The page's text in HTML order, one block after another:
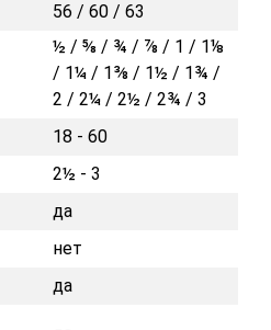
56 / 60 / 63
½ / ⅝ / ¾ / ⅞ / 1 / 1⅛
/ 1¼ / 1⅜ / 1½ / 1¾ /
2 / 2¼ / 2½ / 2¾ / 3
18 - 60
2½ - 3
да
нет
да